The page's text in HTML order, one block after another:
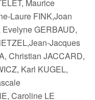
Maurice
Laure FINK,Joan
GERBAUD,
Jacques
Christian JACCARD,
Karl KUGEL,
Caroline LE